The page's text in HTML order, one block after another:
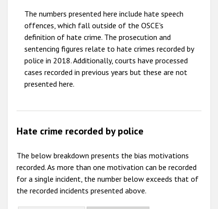
2010
2009
The numbers presented here include hate speech
offences, which fall outside of the OSCE's
definition of hate crime. The prosecution and
sentencing figures relate to hate crimes recorded by
police in 2018. Additionally, courts have processed
cases recorded in previous years but these are not
presented here.
Hate crime recorded by police
The below breakdown presents the bias motivations
recorded. As more than one motivation can be recorded
for a single incident, the number below exceeds that of
the recorded incidents presented above.